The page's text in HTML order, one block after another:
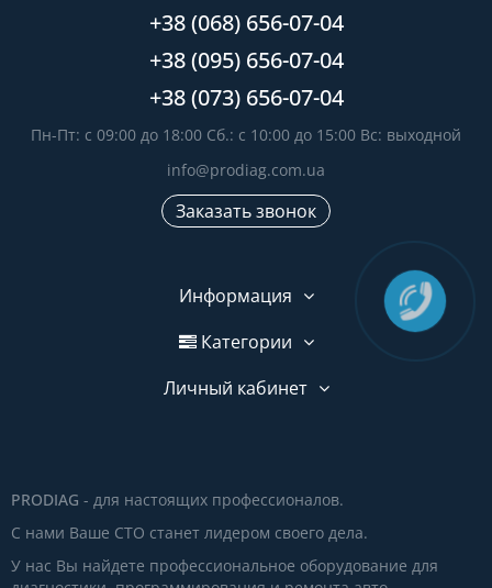
+38 (068) 656-07-04
+38 (095) 656-07-04
+38 (073) 656-07-04
Пн-Пт: с 09:00 до 18:00 Сб.: с 10:00 до 15:00 Вс: выходной
info@prodiag.com.ua
Заказать звонок
Информация
Категории
Личный кабинет
PRODIAG - для настоящих профессионалов.
С нами Ваше СТО станет лидером своего дела.
У нас Вы найдете профессиональное оборудование для